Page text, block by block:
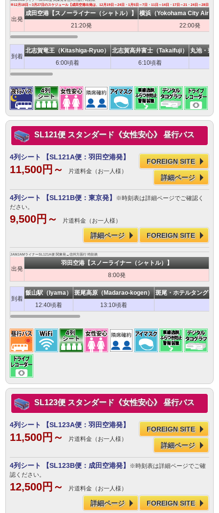
※12月18日～3月27日のスケジュール【成田空港出発は、12月19日～24日・1月5日～7日・11日～14日・17日～21・24日～28日・3月
出発
成田空港【スノーライナー（シャトル）】
横浜（Yokohama City Air
21:20発
22:00発
到着
北志賀竜王（Kitashiga-Ryuo） 北志賀高井富士（Takaifuji）
丸池・蓮
6:00頃着
6:10頃着
SL121便 スタンダード《女性安心》 昼行バス
4列シート 【SL121A便：羽田空港発】
11,500円～ 片道料金（お一人様）
FOREIGN SITE
詳細ページ
4列シート 【SL121B便：東京発】
※時刻表は詳細ページでご確認く
ださい。
9,500円～ 片道料金（お一人様）
FOREIGN SITE
詳細ページ
JAMJAMライナーSL121A便 関東発→信州方面行 時刻表
出発
羽田空港【スノーライナー（シャトル）】
8:00発
到着
飯山駅（Iyama） 斑尾高原（Madarao-kogen）
斑尾・ホテルタングラ
12:40頃着
13:10頃着
SL123便 スタンダード《女性安心》 昼行バス
4列シート 【SL123A便：羽田空港発】
11,500円～ 片道料金（お一人様）
FOREIGN SITE
詳細ページ
4列シート 【SL123B便：成田空港発】
※時刻表は詳細ページでご確
認ください。
12,500円～ 片道料金（お一人様）
FOREIGN SITE
詳細ページ